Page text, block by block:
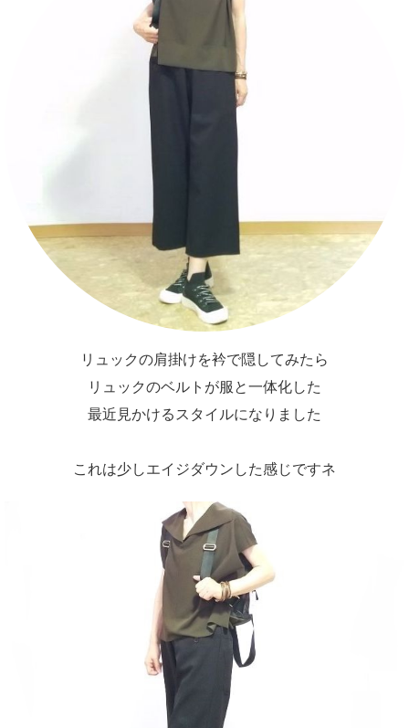
リュックの肩掛けを衿で隠してみたら
リュックのベルトが服と一体化した
最近見かけるスタイルになりました
これは少しエイジダウンした感じですネ